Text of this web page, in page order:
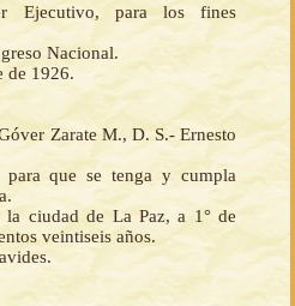
Ejecutivo, para los fines
Nacional.
de 1926.
Zarate M., D. S.- Ernesto
que se tenga y cumpla
la ciudad de La Paz, a 1° de
veintiseis años.